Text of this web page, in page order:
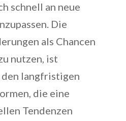
schnell an neue
Die
als Chancen
nutzen, ist
langfristigen
die eine
Tendenzen